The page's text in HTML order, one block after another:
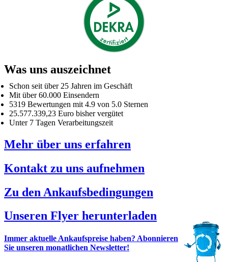
Was uns auszeichnet
Schon seit über 25 Jahren im Geschäft
Mit über 60.000 Einsendern
5319 Bewertungen mit 4.9 von 5.0 Sternen
25.577.339,23 Euro bisher vergütet
Unter 7 Tagen Verarbeitungszeit
Mehr über uns erfahren
Kontakt zu uns aufnehmen
Zu den Ankaufsbedingungen
Unseren Flyer herunterladen
Immer aktuelle Ankaufspreise haben? Abonnieren
Sie unseren monatlichen Newsletter!